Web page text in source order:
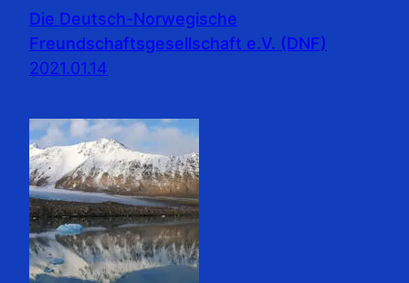
Die Deutsch-Norwegische
Freundschaftsgesellschaft e.V. (DNF)
2021.01.14